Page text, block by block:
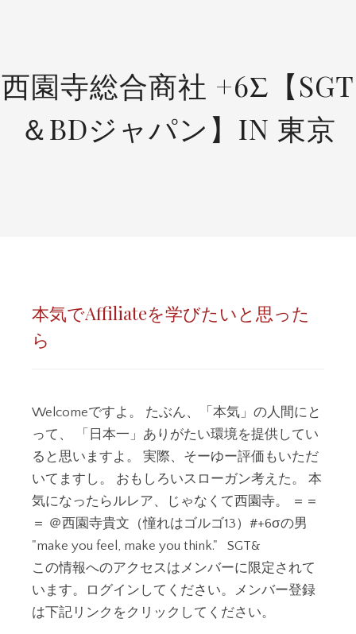
西園寺総合商社 +6Σ【SGT
＆BDジャパン】IN 東京
本気でAffiliateを学びたいと思った
ら
Welcomeですよ。 たぶん、「本気」の人間にと
って、 「日本一」ありがたい環境を提供してい
ると思いますよ。 実際、そーゆー評価もいただ
いてますし。 おもしろいスローガン考えた。 本
気になったらルレア、じゃなくて西園寺。 ＝＝
＝ ＠西園寺貴文（憧れはゴルゴ13）#+6σの男
"make you feel, make you think." SGT&
この情報へのアクセスはメンバーに限定されて
います。ログインしてください。メンバー登録
は下記リンクをクリックしてください。